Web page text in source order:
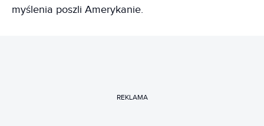
myślenia poszli Amerykanie.
REKLAMA